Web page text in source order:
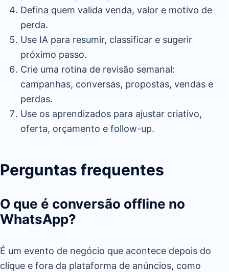
Defina quem valida venda, valor e motivo de
perda.
Use IA para resumir, classificar e sugerir
próximo passo.
Crie uma rotina de revisão semanal:
campanhas, conversas, propostas, vendas e
perdas.
Use os aprendizados para ajustar criativo,
oferta, orçamento e follow-up.
Perguntas frequentes
O que é conversão offline no
WhatsApp?
É um evento de negócio que acontece depois do
clique e fora da plataforma de anúncios, como